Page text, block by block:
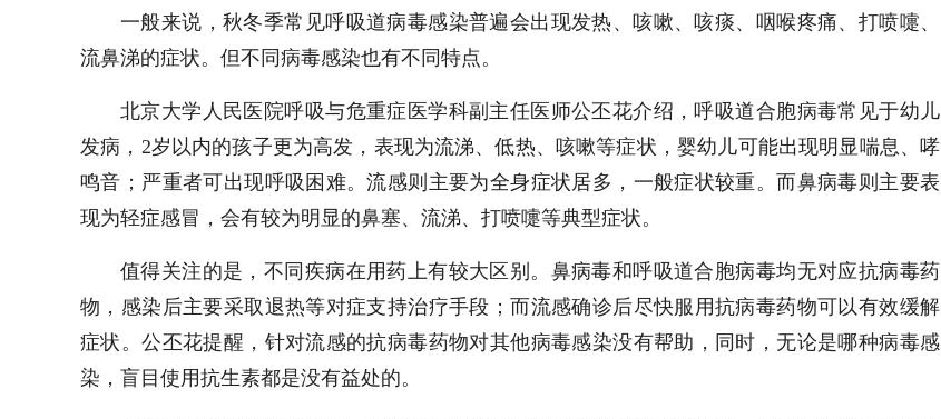
一般来说，秋冬季常见呼吸道病毒感染普遍会出现发热、咳嗽、咳痰、咽喉疼痛、打喷嚏、
流鼻涕的症状。但不同病毒感染也有不同特点。
北京大学人民医院呼吸与危重症医学科副主任医师公丕花介绍，呼吸道合胞病毒常见于幼儿
发病，2岁以内的孩子更为高发，表现为流涕、低热、咳嗽等症状，婴幼儿可能出现明显喘息、哮
鸣音；严重者可出现呼吸困难。流感则主要为全身症状居多，一般症状较重。而鼻病毒则主要表
现为轻症感冒，会有较为明显的鼻塞、流涕、打喷嚏等典型症状。
值得关注的是，不同疾病在用药上有较大区别。鼻病毒和呼吸道合胞病毒均无对应抗病毒药
物，感染后主要采取退热等对症支持治疗手段；而流感确诊后尽快服用抗病毒药物可以有效缓解
症状。公丕花提醒，针对流感的抗病毒药物对其他病毒感染没有帮助，同时，无论是哪种病毒感
染，盲目使用抗生素都是没有益处的。